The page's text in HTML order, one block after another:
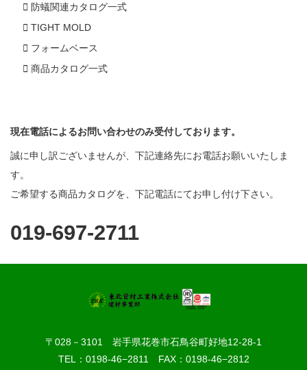
防蟻関連カタログ一式
TIGHT MOLD
フォームベース
商品カタログ一式
現在電話によるお問い合わせのみ受付しております。
誠に申し訳ございませんが、下記連絡先にお電話お願いいたしま
す。
ご希望する商品カタログを、下記電話にてお申し付け下さい。
019-697-2711
〒028－3101 岩手県花巻市石鳥谷町好地12-28-1
TEL：0198-46−2811 FAX：0198-46−2812